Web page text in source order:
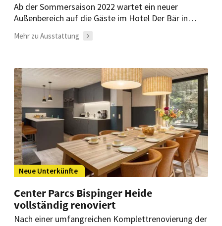
Ab der Sommersaison 2022 wartet ein neuer
Außenbereich auf die Gäste im Hotel Der Bär in
sieben Meter breiter Außenpool sowie ein neues
Mehr zu Ausstattung
Neue Unterkünfte
Center Parcs Bispinger Heide
vollständig renoviert
Nach einer umfangreichen Komplettrenovierung der